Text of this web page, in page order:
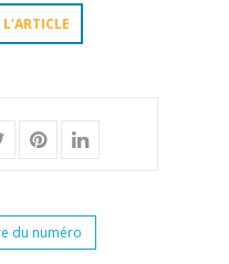
L'ARTICLE
du numéro